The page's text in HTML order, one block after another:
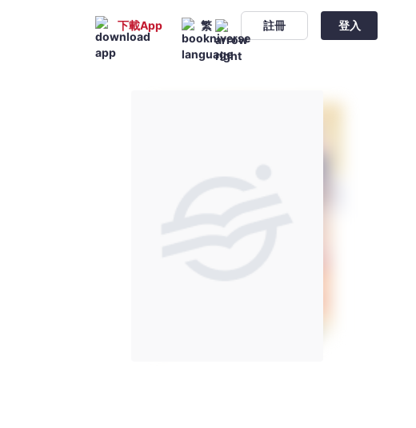
下載App 繁 註冊 登入